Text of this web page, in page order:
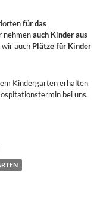
für das
nehmenauch Kinder aus
wir auch Plätze für Kinder
Kindergarten erhalten
bei uns.